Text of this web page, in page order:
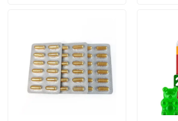
Kräuterergänzung Maca
Die Kräuterergänzungen der Frauen